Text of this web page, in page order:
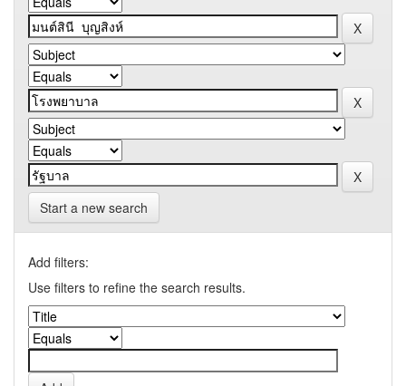
Start a new search
Add filters:
Use filters to refine the search results.